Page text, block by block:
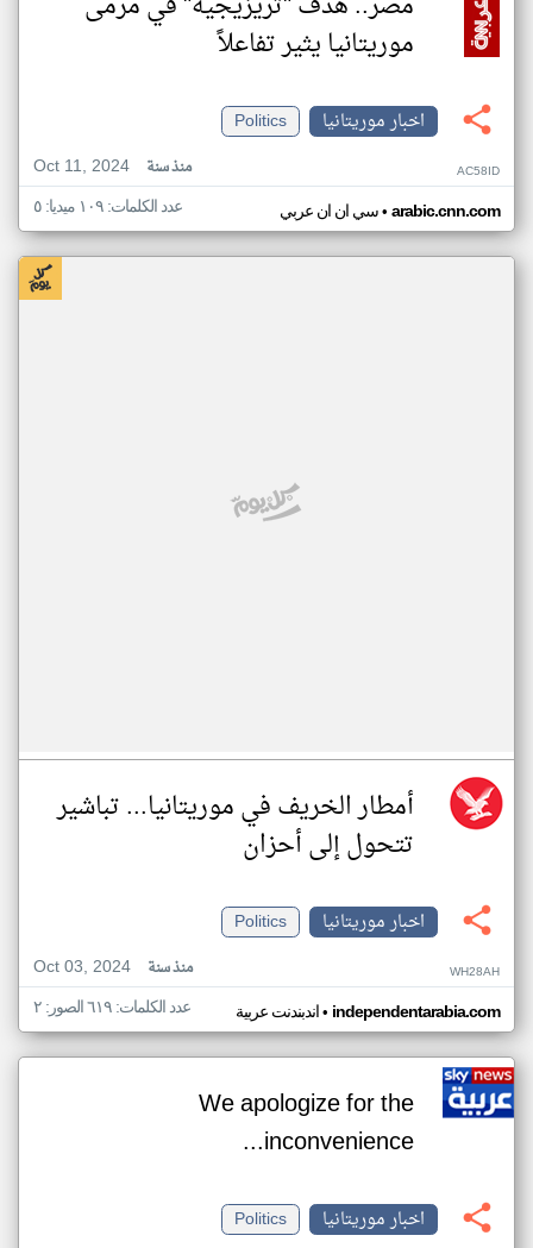
موريتانيا يثير تفاعلاً
اخبار موريتانيا
Politics
Oct 11, 2024
منذ سنة AC58ID
سي ان ان عربي• arabic.cnn.com عدد الكلمات: ١٠٩ ميديا: ٥
أمطار الخريف في موريتانيا... تباشير
تتحول إلى أحزان
اخبار موريتانيا
Politics
Oct 03, 2024
منذ سنة WH28AH
اندبندنت عربية• independentarabia.com عدد الكلمات: ٦١٩ الصور: ٢
We apologize for the
inconvenience...
اخبار موريتانيا
Politics